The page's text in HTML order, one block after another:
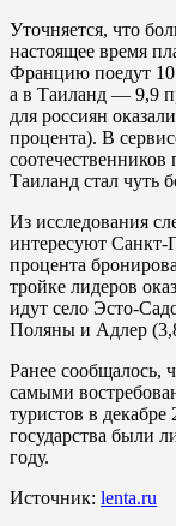
Уточняется, что
настоящее время
Францию поедут 10
а в Таиланд — 9,9
для россиян
процента). В
Таиланд стал чуть
Из исследования
интересуют Санкт-
процента
тройке лидеров
идут село Эсто-
Поляны и Адлер
Ранее сообщалось,
самыми
туристов в
государства были
году.
Источник: lenta.ru